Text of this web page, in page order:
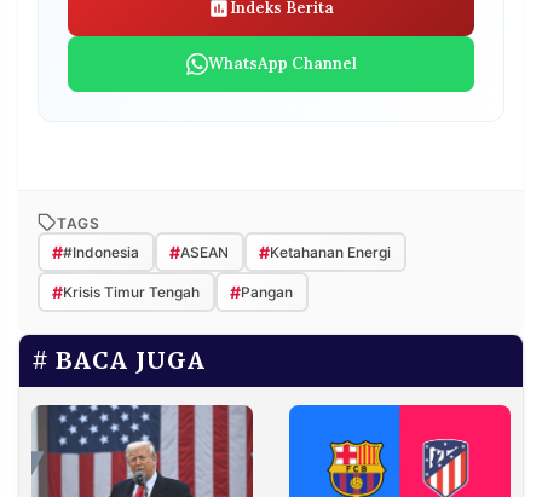
Indeks Berita
WhatsApp Channel
TAGS
##Indonesia #ASEAN #Ketahanan Energi
#Krisis Timur Tengah #Pangan
BACA JUGA